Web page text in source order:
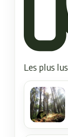
Les plus lus